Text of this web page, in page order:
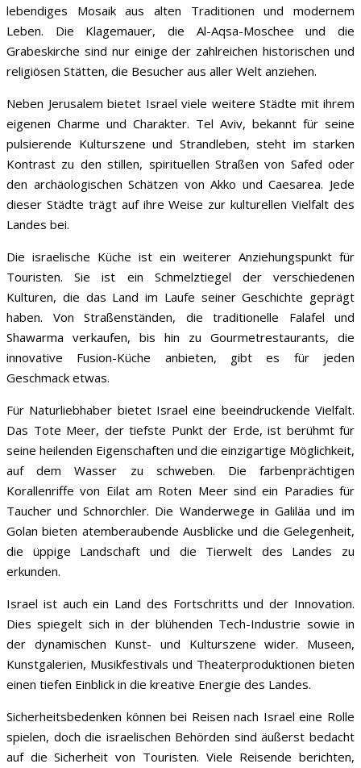
lebendiges Mosaik aus alten Traditionen und modernem
Leben. Die Klagemauer, die Al-Aqsa-Moschee und die
Grabeskirche sind nur einige der zahlreichen historischen und
religiösen Stätten, die Besucher aus aller Welt anziehen.
Neben Jerusalem bietet Israel viele weitere Städte mit ihrem
eigenen Charme und Charakter. Tel Aviv, bekannt für seine
pulsierende Kulturszene und Strandleben, steht im starken
Kontrast zu den stillen, spirituellen Straßen von Safed oder
den archäologischen Schätzen von Akko und Caesarea. Jede
dieser Städte trägt auf ihre Weise zur kulturellen Vielfalt des
Landes bei.
Die israelische Küche ist ein weiterer Anziehungspunkt für
Touristen. Sie ist ein Schmelztiegel der verschiedenen
Kulturen, die das Land im Laufe seiner Geschichte geprägt
haben. Von Straßenständen, die traditionelle Falafel und
Shawarma verkaufen, bis hin zu Gourmetrestaurants, die
innovative Fusion-Küche anbieten, gibt es für jeden
Geschmack etwas.
Für Naturliebhaber bietet Israel eine beeindruckende Vielfalt.
Das Tote Meer, der tiefste Punkt der Erde, ist berühmt für
seine heilenden Eigenschaften und die einzigartige Möglichkeit,
auf dem Wasser zu schweben. Die farbenprächtigen
Korallenriffe von Eilat am Roten Meer sind ein Paradies für
Taucher und Schnorchler. Die Wanderwege in Galiläa und im
Golan bieten atemberaubende Ausblicke und die Gelegenheit,
die üppige Landschaft und die Tierwelt des Landes zu
erkunden.
Israel ist auch ein Land des Fortschritts und der Innovation.
Dies spiegelt sich in der blühenden Tech-Industrie sowie in
der dynamischen Kunst- und Kulturszene wider. Museen,
Kunstgalerien, Musikfestivals und Theaterproduktionen bieten
einen tiefen Einblick in die kreative Energie des Landes.
Sicherheitsbedenken können bei Reisen nach Israel eine Rolle
spielen, doch die israelischen Behörden sind äußerst bedacht
auf die Sicherheit von Touristen. Viele Reisende berichten,